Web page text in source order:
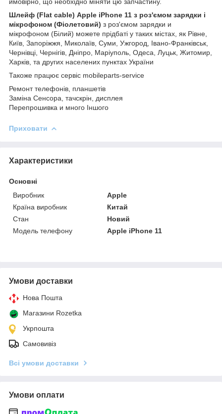
Шлейф (Flat cable) Apple iPhone 11 з роз'ємом зарядки і
мікрофоном (Фіолетовий) з роз'ємом зарядки и
мікрофоном (Білий) можете прідбаті у таких містах, як Рівне,
Київ, Запоріжжя, Миколаїв, Суми, Ужгород, Івано-Франківськ,
Чернівці, Чернігів, Дніпро, Маріуполь, Одеса, Луцьк, Житомир,
Харків, та других населених пунктах України
Такоже працює сервіс mobileparts-service
Ремонт телефонів, планшетів
Заміна Сенсора, тачскрін, дисплея
Перепрошивка и много Іншого
Приховати
Характеристики
Основні
Виробник
Apple
Країна виробник
Китай
Стан
Новий
Модель телефону
Apple iPhone 11
Умови доставки
Нова Пошта
Магазини Rozetka
Укрпошта
Самовивіз
Всі умови доставки
Умови оплати